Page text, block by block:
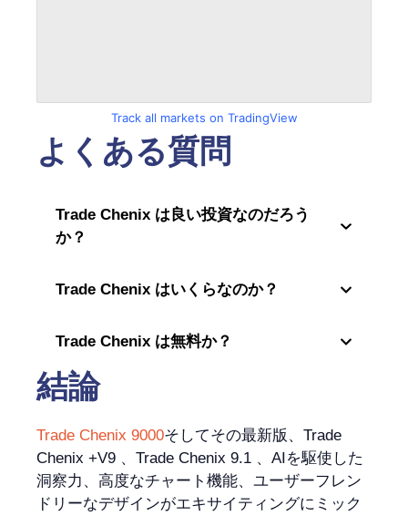
Track all markets on TradingView
よくある質問
Trade Chenix は良い投資なのだろう
か？
Trade Chenix はいくらなのか？
Trade Chenix は無料か？
結論
Trade Chenix 9000そしてその最新版、Trade
Chenix +V9 、Trade Chenix 9.1 、AIを駆使した
洞察力、高度なチャート機能、ユーザーフレン
ドリーなデザインがエキサイティングにミック